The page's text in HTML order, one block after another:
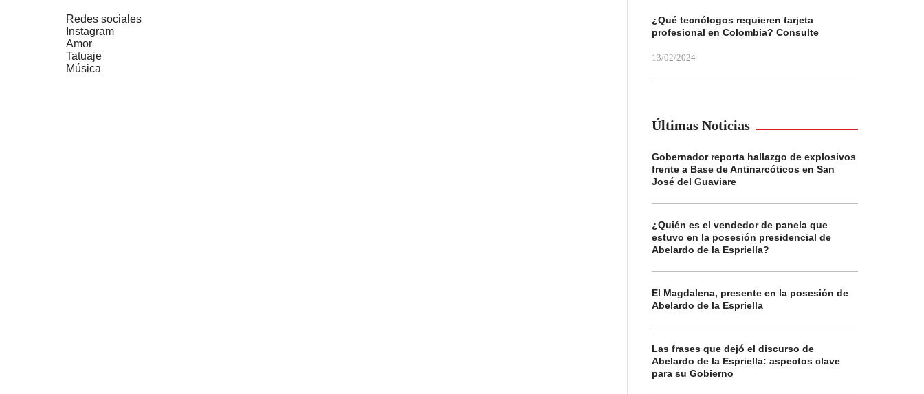
Redes sociales
Instagram
Amor
Tatuaje
Música
¿Qué tecnólogos requieren tarjeta
profesional en Colombia? Consulte
13/02/2024
Últimas Noticias
Gobernador reporta hallazgo de explosivos
frente a Base de Antinarcóticos en San
José del Guaviare
¿Quién es el vendedor de panela que
estuvo en la posesión presidencial de
Abelardo de la Espriella?
El Magdalena, presente en la posesión de
Abelardo de la Espriella
Las frases que dejó el discurso de
Abelardo de la Espriella: aspectos clave
para su Gobierno